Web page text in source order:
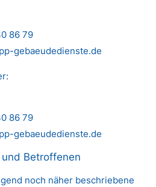
86 79
gebaeudedienste.de
86 79
gebaeudedienste.de
Betroffenen
noch näher beschriebene